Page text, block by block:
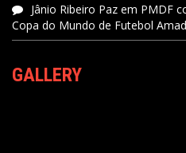
Jânio Ribeiro Paz em PMDF
Copa do Mundo de Futebol
GALLERY